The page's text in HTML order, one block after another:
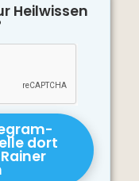
Heilwissen
dort